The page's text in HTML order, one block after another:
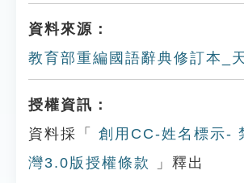
資料來源：
教育部重編國語辭典修訂本_
授權資訊：
資料採「
創用CC-姓名標示-
灣3.0版授權條款
」釋出